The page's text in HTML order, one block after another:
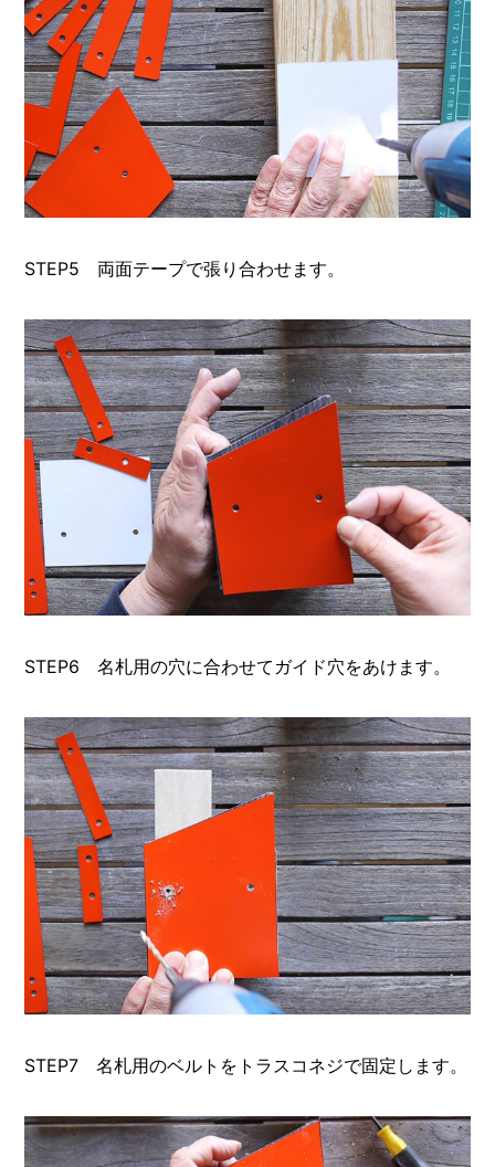
STEP5 両面テープで張り合わせます。
STEP6 名札用の穴に合わせてガイド穴をあけます。
STEP7 名札用のベルトをトラスコネジで固定します。